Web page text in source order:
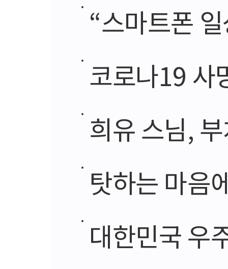
“스마트폰
코로나19 사망
희유 스님,
탓하는 마음
대한민국 우